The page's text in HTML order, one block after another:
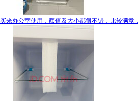
买来办公室使用，颜值及大小都很不错，比较满意